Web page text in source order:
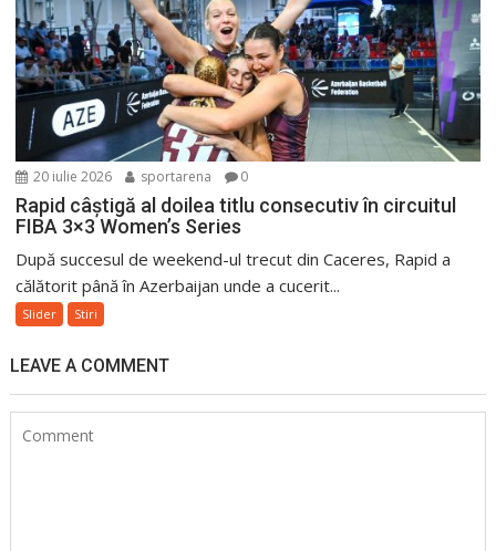
20 iulie 2026 sportarena 0
Rapid câștigă al doilea titlu consecutiv în circuitul
FIBA 3×3 Women’s Series
După succesul de weekend-ul trecut din Caceres, Rapid a
călătorit până în Azerbaijan unde a cucerit...
Slider Stiri
LEAVE A COMMENT